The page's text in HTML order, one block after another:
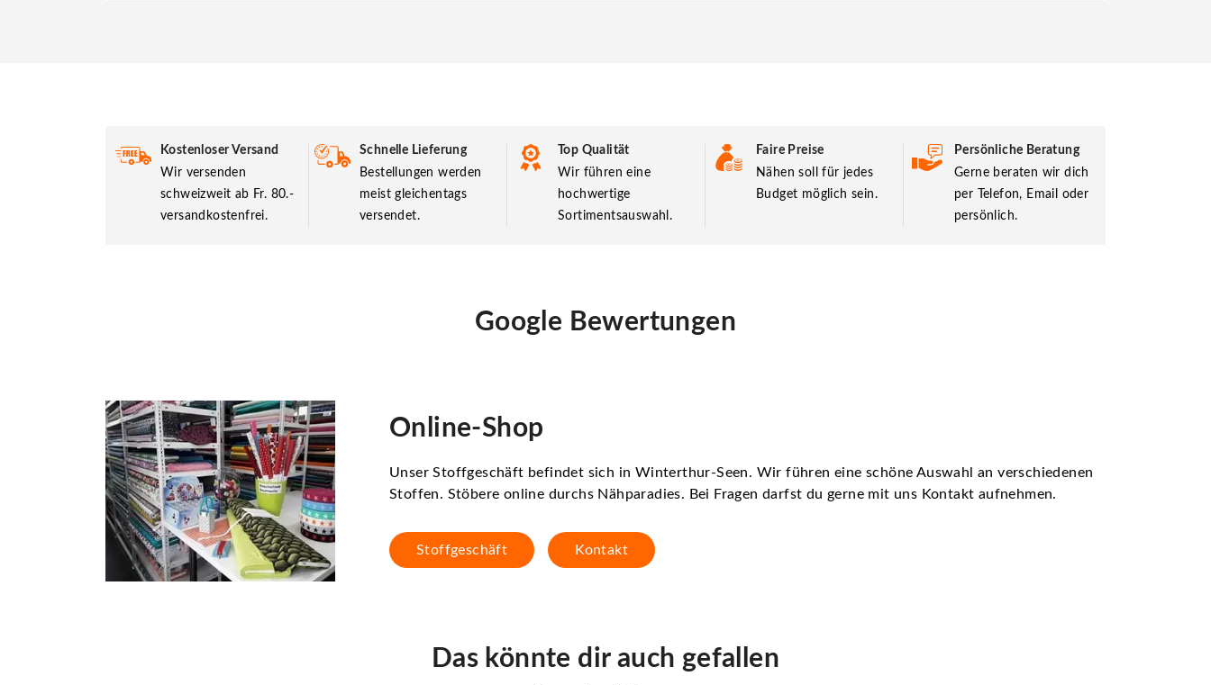
Kostenloser Versand
Wir versenden
schweizweit ab Fr. 80.-
versandkostenfrei.
Schnelle Lieferung
Bestellungen werden
meist gleichentags
versendet.
Top Qualität
Wir führen eine
hochwertige
Sortimentsauswahl.
Faire Preise
Nähen soll für jedes
Budget möglich sein.
Persönliche Beratung
Gerne beraten wir dich
per Telefon, Email oder
persönlich.
Google Bewertungen
Online-Shop
Unser Stoffgeschäft befindet sich in Winterthur-Seen. Wir führen eine schöne Auswahl an verschiedenen
Stoffen. Stöbere online durchs Nähparadies. Bei Fragen darfst du gerne mit uns Kontakt aufnehmen.
Stoffgeschäft Kontakt
Das könnte dir auch gefallen